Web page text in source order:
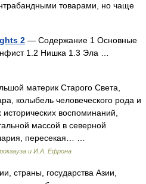
товарами, но чаще
2 — Содержание 1 Основные
1.2 Нишка 1.3 Эла …
материк Старого Света,
колыбель человеческого рода и
воспоминаний,
массой в северной
пересекая… …
и И.А. Ефрона
страны, государства Азии,